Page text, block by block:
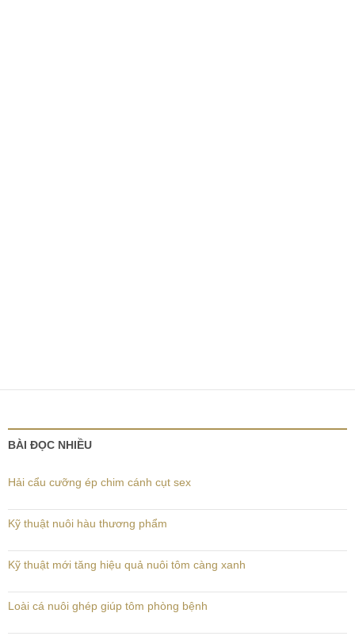
BÀI ĐỌC NHIỀU
Hải cẩu cưỡng ép chim cánh cụt sex
Kỹ thuật nuôi hàu thương phẩm
Kỹ thuật mới tăng hiệu quả nuôi tôm càng xanh
Loài cá nuôi ghép giúp tôm phòng bệnh